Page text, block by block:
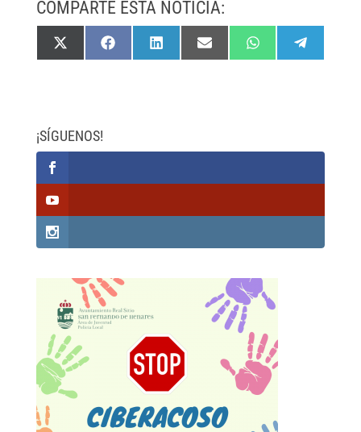
COMPARTE ESTA NOTICIA:
Compartir
en
X
(
r
)
Compartir
en
F
a
Compartir
en
L
i
Compartir
en
E
m
Compartir
en
W
h
Compartir
en
e
¡SÍGUENOS!